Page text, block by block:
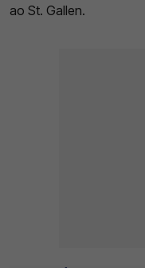
ao St. Gallen.